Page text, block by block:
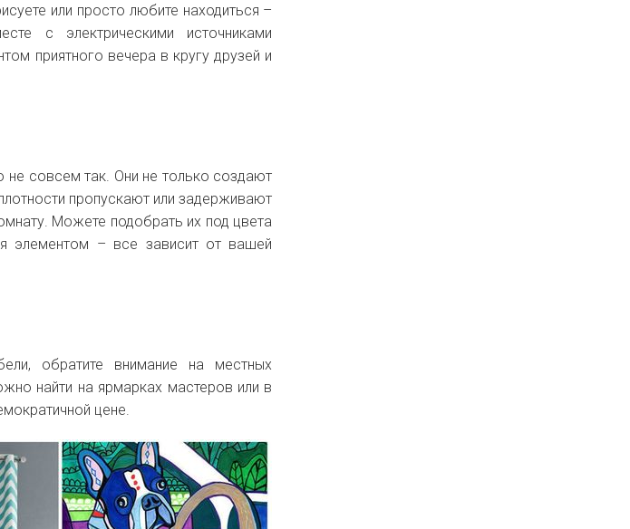
или просто любите находиться –
с электрическими источниками
приятного вечера в кругу друзей и
не совсем так. Они не только создают
пропускают или задерживают
Можете подобрать их под цвета
элементом – все зависит от вашей
обратите внимание на местных
найти на ярмарках мастеров или в
цене.